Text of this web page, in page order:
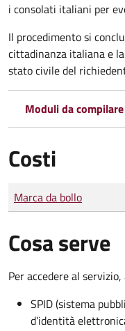
i consolati italiani per
Il procedimento si
cittadinanza italiana e
stato civile del
Moduli da
Costi
Tipo di pagamento
Importo
Marca da bollo
Cosa serve
Per accedere al
SPID (sistema
d’identità